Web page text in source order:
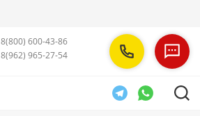
8(800) 600-43-86
8(962) 965-27-54